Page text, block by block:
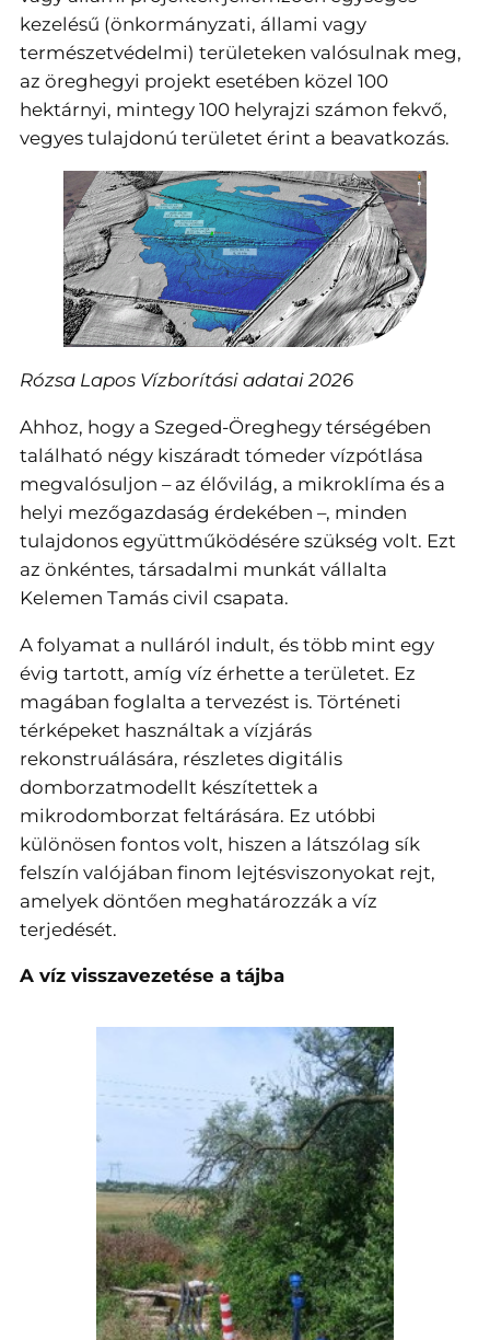
kezelésű (önkormányzati, állami vagy
természetvédelmi) területeken valósulnak meg,
az öreghegyi projekt esetében közel 100
hektárnyi, mintegy 100 helyrajzi számon fekvő,
vegyes tulajdonú területet érint a beavatkozás.
Rózsa Lapos Vízborítási adatai 2026
Ahhoz, hogy a Szeged-Öreghegy térségében
található négy kiszáradt tómeder vízpótlása
megvalósuljon – az élővilág, a mikroklíma és a
helyi mezőgazdaság érdekében –, minden
tulajdonos együttműködésére szükség volt. Ezt
az önkéntes, társadalmi munkát vállalta
Kelemen Tamás civil csapata.
A folyamat a nulláról indult, és több mint egy
évig tartott, amíg víz érhette a területet. Ez
magában foglalta a tervezést is. Történeti
térképeket használtak a vízjárás
rekonstruálására, részletes digitális
domborzatmodellt készítettek a
mikrodomborzat feltárására. Ez utóbbi
különösen fontos volt, hiszen a látszólag sík
felszín valójában finom lejtésviszonyokat rejt,
amelyek döntően meghatározzák a víz
terjedését.
A víz visszavezetése a tájba